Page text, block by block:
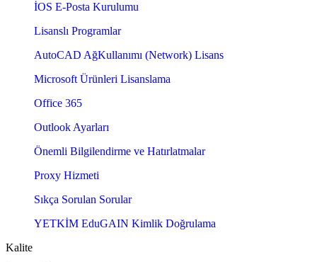
İOS E-Posta Kurulumu
Lisanslı Programlar
AutoCAD AğKullanımı (Network) Lisans
Microsoft Ürünleri Lisanslama
Office 365
Outlook Ayarları
Önemli Bilgilendirme ve Hatırlatmalar
Proxy Hizmeti
Sıkça Sorulan Sorular
YETKİM EduGAIN Kimlik Doğrulama
Kalite